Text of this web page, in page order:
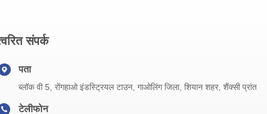
संपर्क
पता
ब्लॉक वी 5, रोंगहाओ इंडस्ट्रियल टाउन, गाओलिंग जिला, शियान शहर, शैंक्सी प्रांत
टेलीफोन